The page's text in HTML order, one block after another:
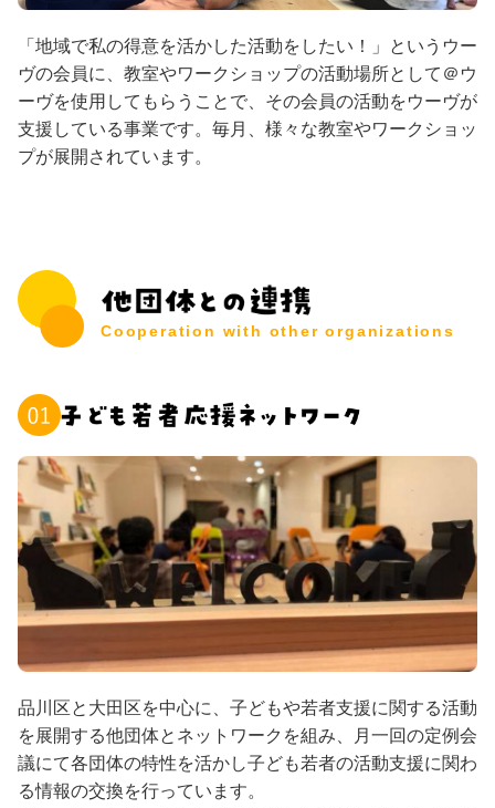
「地域で私の得意を活かした活動をしたい！」というウー
ヴの会員に、教室やワークショップの活動場所として＠ウ
ーヴを使用してもらうことで、その会員の活動をウーヴが
支援している事業です。毎月、様々な教室やワークショッ
プが展開されています。
Cooperation with other organizations
品川区と大田区を中心に、子どもや若者支援に関する活動
を展開する他団体とネットワークを組み、月一回の定例会
議にて各団体の特性を活かし子ども若者の活動支援に関わ
る情報の交換を行っています。